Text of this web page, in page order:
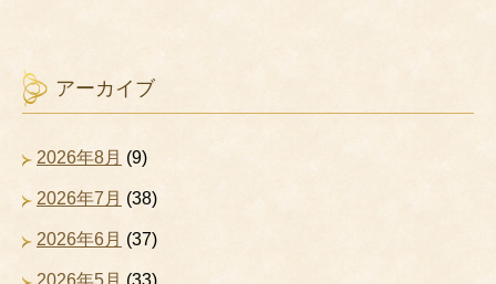
アーカイブ
2026年8月 (9)
2026年7月 (38)
2026年6月 (37)